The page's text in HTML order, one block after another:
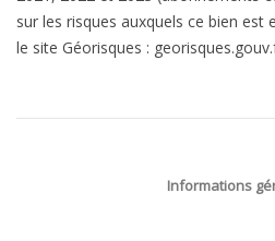
sur les risques auxquels ce bien est
le site Géorisques :
Informations